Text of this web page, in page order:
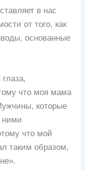
в нас
от того, как
основанные
что моя мама
которые
ними
что мой
таким образом,